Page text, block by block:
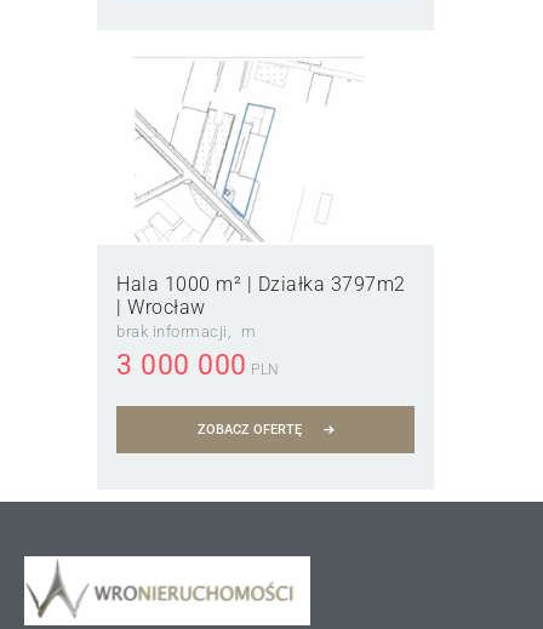
Hala 1000 m² | Działka 3797m2
| Wrocław
brak informacji m
3 000 000 PLN
ZOBACZ OFERTĘ